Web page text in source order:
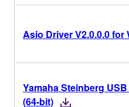
Asio Driver V2.0.0.0 for
Yamaha Steinberg
(64-bit)